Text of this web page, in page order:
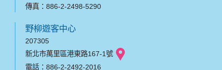
傳真：886-2-2498-5290
野柳遊客中心
207305
新北市萬里區港東路167-1號
電話：886-2-2492-2016